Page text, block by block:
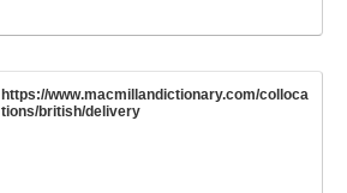
https://www.macmillandictionary.com/colloca
tions/british/delivery